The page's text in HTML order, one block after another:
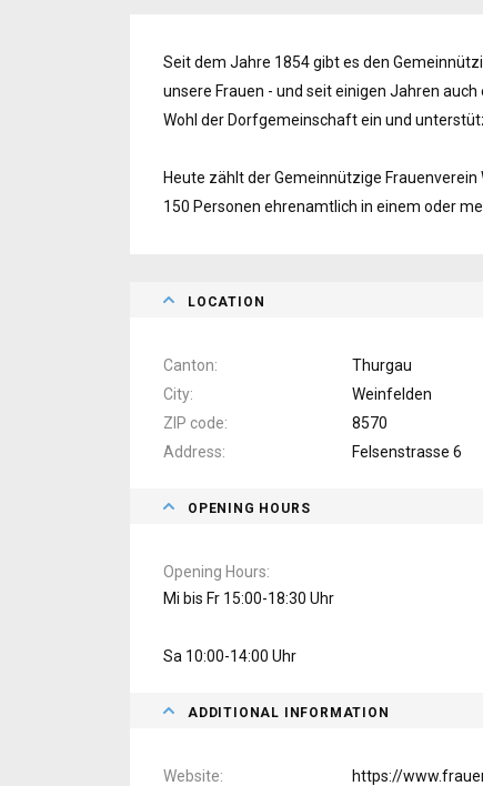
Seit dem Jahre 1854 gibt es den
unsere Frauen - und seit einigen Jahren
Wohl der Dorfgemeinschaft ein und
Heute zählt der Gemeinnützige
150 Personen ehrenamtlich in einem oder
LOCATION
Canton
Thurgau
City
Weinfelden
ZIP code
8570
Address
Felsenstrasse 6
OPENING HOURS
Opening Hours
Mi bis Fr 15:00-18:30 Uhr
Sa 10:00-14:00 Uhr
ADDITIONAL INFORMATION
Website
https://